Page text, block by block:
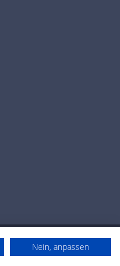
Nein, anpassen